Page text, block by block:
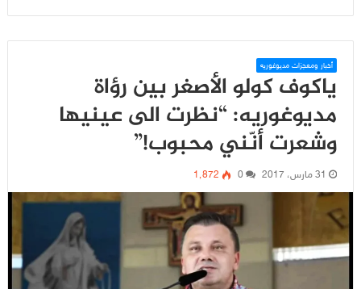
أخبار ومعجزات مديوغوريه
ياكوف كولو الأصغر بين رؤاة
مديوغوريه: “نظرت الى عينيها
وشعرت أنّني محبوب!”
31 مارس، 2017 0 1٬872